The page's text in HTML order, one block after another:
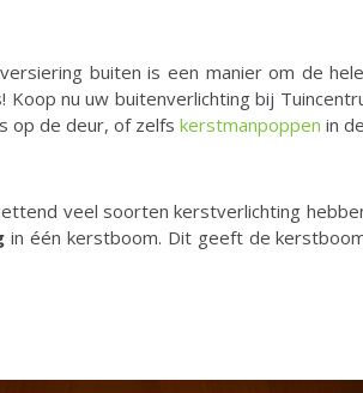
buiten is een manier om de
nu uw buitenverlichting bij
op de deur, of zelfs kerstmanpoppen in
veel soorten kerstverlichting
in één kerstboom. Dit geeft de